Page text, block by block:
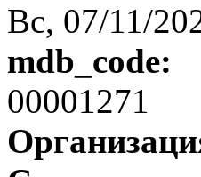
Вс, 07/11/
mdb_code:
00001271